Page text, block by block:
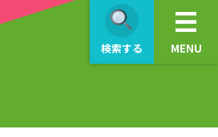
検索する MENU